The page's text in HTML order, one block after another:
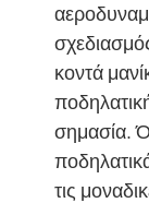
κοντά
σημασία.
τις